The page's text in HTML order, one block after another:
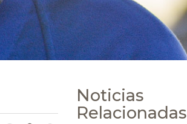
Noticias
Relacionadas